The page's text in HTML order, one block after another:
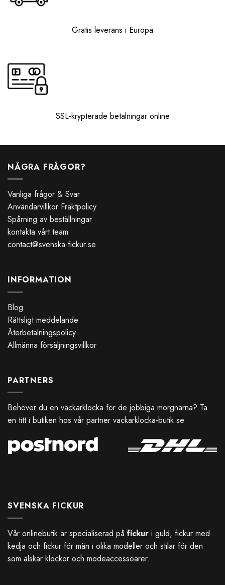
Gratis leverans i Europa
SSL-krypterade betalningar online
NÅGRA FRÅGOR?
Vanliga frågor & Svar
Användarvillkor Fraktpolicy
Spårning av beställningar
kontakta vårt team
contact@svenska-fickur.se
INFORMATION
Blog
Rättsligt meddelande
Återbetalningspolicy
Allmänna försäljningsvillkor
PARTNERS
Behöver du en väckarklocka för de jobbiga morgnarna? Ta
en titt i butiken hos vår partner vackarklocka-butik.se
SVENSKA FICKUR
Vår onlinebutik är specialiserad på fickur i guld, fickur med
kedja och fickur för män i olika modeller och stilar för den
som älskar klockor och modeaccessoarer.